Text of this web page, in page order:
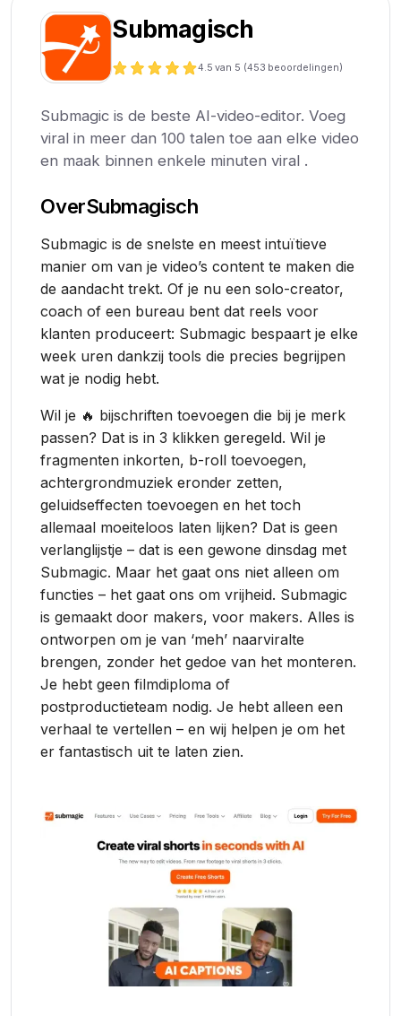
Submagisch
4.5 van 5 (453 beoordelingen)
Submagic is de beste AI-video-editor. Voeg
viral in meer dan 100 talen toe aan elke video
en maak binnen enkele minuten viral .
OverSubmagisch
Submagic is de snelste en meest intuïtieve
manier om van je video’s content te maken die
de aandacht trekt. Of je nu een solo-creator,
coach of een bureau bent dat reels voor
klanten produceert: Submagic bespaart je elke
week uren dankzij tools die precies begrijpen
wat je nodig hebt.
Wil je 🔥 bijschriften toevoegen die bij je merk
passen? Dat is in 3 klikken geregeld. Wil je
fragmenten inkorten, b-roll toevoegen,
achtergrondmuziek eronder zetten,
geluidseffecten toevoegen en het toch
allemaal moeiteloos laten lijken? Dat is geen
verlanglijstje – dat is een gewone dinsdag met
Submagic. Maar het gaat ons niet alleen om
functies – het gaat ons om vrijheid. Submagic
is gemaakt door makers, voor makers. Alles is
ontworpen om je van ‘meh’ naarviralte
brengen, zonder het gedoe van het monteren.
Je hebt geen filmdiploma of
postproductieteam nodig. Je hebt alleen een
verhaal te vertellen – en wij helpen je om het
er fantastisch uit te laten zien.